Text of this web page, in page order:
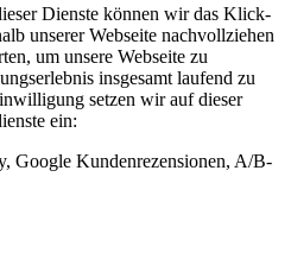
Dienste können wir das Klick-
unserer Webseite nachvollziehen
um unsere Webseite zu
insgesamt laufend zu
setzen wir auf dieser
ein:
Google Kundenrezensionen, A/B-